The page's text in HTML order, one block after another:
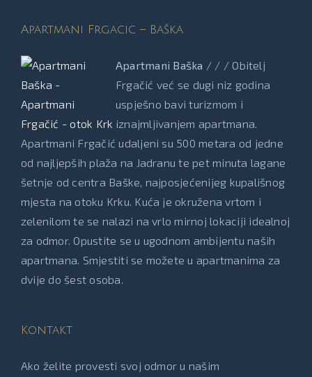
Apartmani Frgacic – Baška
Apartmani Baška / / / Obitelj
Frgačić već se dugi niz godina
uspješno bavi turizmom i
iznajmljivanjem apartmana.
Apartmani Frgačić udaljeni su 500 metara od jedne
od najljepših plaža na Jadranu te pet minuta lagane
šetnje od centra Baške, najposjećenijeg kupališnog
mjesta na otoku Krku. Kuća je okružena vrtom i
zelenilom te se nalazi na vrlo mirnoj lokaciji idealnoj
za odmor. Opustite se u ugodnom ambijentu naših
apartmana. Smjestiti se možete u apartmanima za
dvije do šest osoba.
Kontakt
Ako želite provesti svoj odmor u našim